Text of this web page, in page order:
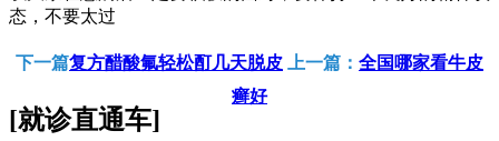
态，不要太过
下一篇复方醋酸氟轻松酊几天脱皮 上一篇： 全国哪家看牛皮
癣好
[就诊直通车]